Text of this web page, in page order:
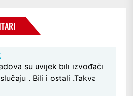
su uvijek bili izvođači
. Bili i ostali .Takva